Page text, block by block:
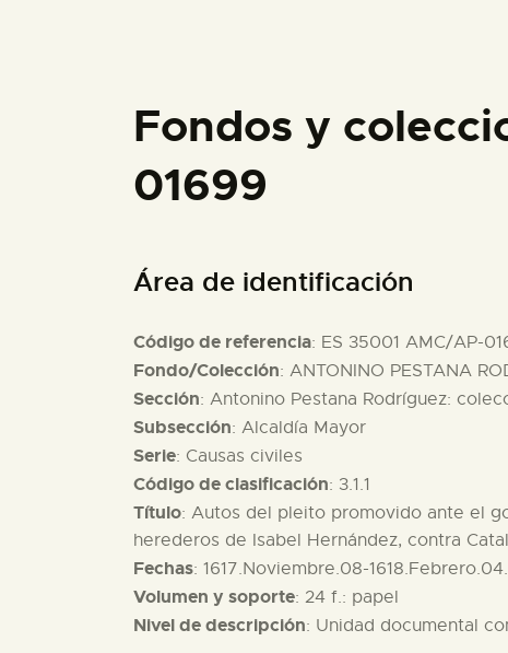
Fondos y
01699
Área de identificación
Código de referencia: ES 35001 AMC/AP-
Fondo/Colección: ANTONINO PESTANA
Sección: Antonino Pestana Rodríguez:
Subsección: Alcaldía Mayor
Serie: Causas civiles
Código de clasificación: 3.1.1
Título: Autos del pleito promovido ante el
herederos de Isabel Hernández, contra
Fechas: 1617.Noviembre.08-
Volumen y soporte: 24 f.: papel
Nivel de descripción: Unidad documental